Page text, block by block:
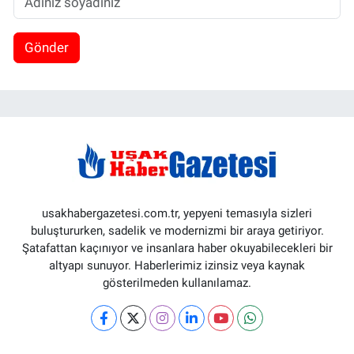
Gönder
usakhabergazetesi.com.tr, yepyeni temasıyla sizleri
buluştururken, sadelik ve modernizmi bir araya getiriyor.
Şatafattan kaçınıyor ve insanlara haber okuyabilecekleri bir
altyapı sunuyor. Haberlerimiz izinsiz veya kaynak
gösterilmeden kullanılamaz.